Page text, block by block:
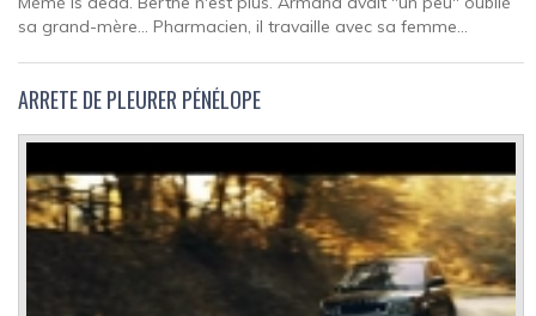
sa grand-mère… Pharmacien, il travaille avec sa femme...
ARRETE DE PLEURER PÉNÉLOPE